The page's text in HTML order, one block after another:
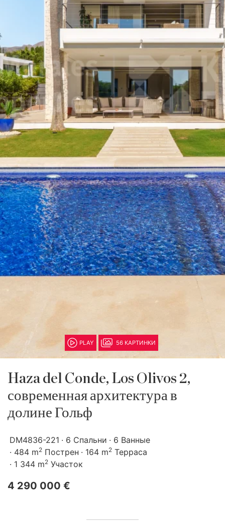
PLAY 56 КАРТИНКИ
Haza del Conde, Los Olivos 2,
современная архитектура в
долине Гольф
DM4836-221 6 Спальни
6 Ванные
484 m2 Пострен 164 m2 Терраса
1 344 m2 Участок
4 290 000 €